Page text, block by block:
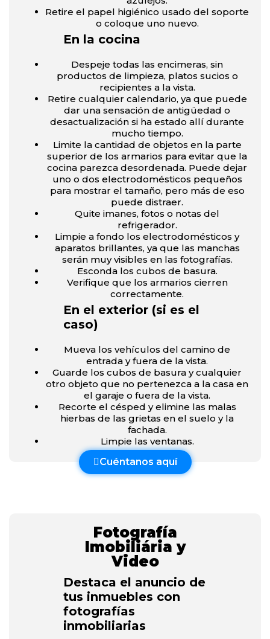
Retire el papel higiénico usado del soporte
o coloque uno nuevo.
En la cocina
Despeje todas las encimeras, sin
productos de limpieza, platos sucios o
recipientes a la vista.
Retire cualquier calendario, ya que puede
dar una sensación de antigüedad o
desactualización si ha estado allí durante
mucho tiempo.
Limite la cantidad de objetos en la parte
superior de los armarios para evitar que la
cocina parezca desordenada. Puede dejar
uno o dos electrodomésticos pequeños
para mostrar el tamaño, pero más de eso
puede distraer.
Quite imanes, fotos o notas del
refrigerador.
Limpie a fondo los electrodomésticos y
aparatos brillantes, ya que las manchas
serán muy visibles en las fotografías.
Esconda los cubos de basura.
Verifique que los armarios cierren
correctamente.
En el exterior (si es el
caso)
Mueva los vehículos del camino de
entrada y fuera de la vista.
Guarde los cubos de basura y cualquier
otro objeto que no pertenezca a la casa en
el garaje o fuera de la vista.
Recorte el césped y elimine las malas
hierbas de las grietas en el suelo y la
fachada.
Limpie las ventanas.
Cuéntanos aquí
Fotografía
Imobiliária y
Video
Destaca el anuncio de
tus inmuebles con
fotografías
inmobiliarias